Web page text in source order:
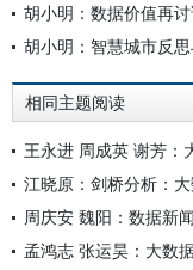
胡小明：数据价值再
胡小明：智慧城市反
相同主题阅读
王永进 周成英 谢芳：
江晓原：剑桥分析：
周庆安 魏阳：数据新
孟鸿志 张运昊：大数